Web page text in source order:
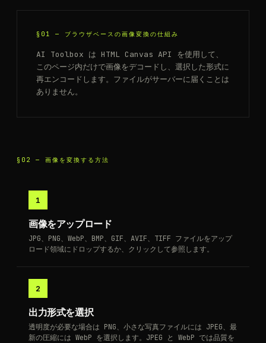
§01 — ブラウザベースの画像変換の仕組み
AI Toolbox は HTML Canvas API を使用して、
このページ内だけで画像をデコードし、選択した形式に
再エンコードします。ファイルがサーバーに届くことは
ありません。
§02 — 画像を変換する方法
1
画像をアップロード
JPG、PNG、WebP、BMP、GIF、AVIF、TIFF ファイルをアップ
ロード領域にドロップするか、クリックして参照します。
2
出力形式を選択
透明度が必要な場合は PNG、小さな写真ファイルには JPEG、最
新の圧縮には WebP を選択します。JPEG と WebP では品質を